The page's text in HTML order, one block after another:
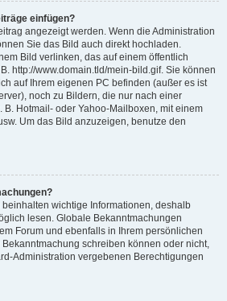
einfügen?
angezeigt werden. Wenn die Administration
Sie das Bild auch direkt hochladen.
Bild verlinken, das auf einem öffentlich
http://www.domain.tld/mein-bild.gif. Sie können
auf Ihrem eigenen PC befinden (außer es ist
noch zu Bildern, die nur nach einer
B. Hotmail- oder Yahoo-Mailboxen, mit einem
Um das Bild anzuzeigen, benutze den
wichtige Informationen, deshalb
lesen. Globale Bekanntmachungen
Forum und ebenfalls in Ihrem persönlichen
schreiben können oder nicht,
Administration vergebenen Berechtigungen